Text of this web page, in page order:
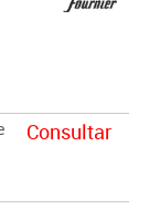
Consultar